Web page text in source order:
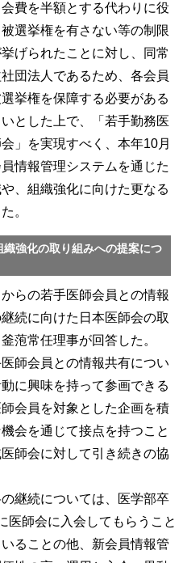
費を半額とする代わりに役
選挙権を有さない等の制限
げられたことに対し、同常
団法人であるため、各会員
挙権を保障する必要がある
とした上で、「若手勤務医
」を実現すべく、本年10月
情報管理システムを通じた
、組織強化に向けた更なる
。
強化の取り組みへの提案につ
らの若手医師会員との情報
続に向けた日本医師会の取
萢常任理事が回答した。
師会員との情報共有につい
に興味を持って参画できる
会員を対象とした企画を積
会を通じて接点を持つこと
師会に対して引き続きの協
継続については、医学部卒
医師会に入会してもらうこと
ることの他、新会員情報管